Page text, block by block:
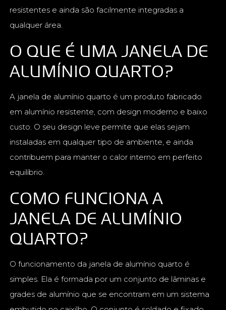
resistentes e ainda são facilmente integradas a
qualquer área.
O QUE É UMA JANELA DE
ALUMÍNIO QUARTO?
A janela de alumínio quarto é um produto fabricado
em alumínio resistente, com design moderno e baixo
custo. O seu design leve permite que elas sejam
instaladas em qualquer tipo de ambiente, e ainda
contribuem para manter o calor interno em perfeito
equilíbrio.
COMO FUNCIONA A
JANELA DE ALUMÍNIO
QUARTO?
O funcionamento da janela de alumínio quarto é
simples. Ela é formada por um conjunto de lâminas e
grades de alumínio que se encontram em um sistema